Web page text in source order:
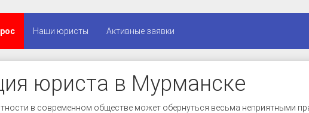
Наши юристы Активные заявки
юриста в Мурманске
в современном обществе может обернуться весьма неприятными